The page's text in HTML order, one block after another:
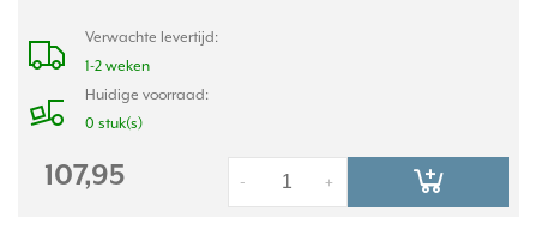
Verwachte levertijd:
1-2 weken
Huidige voorraad:
0 stuk(s)
107,95 +
-